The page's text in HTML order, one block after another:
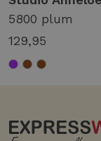
5800 plum
129,95